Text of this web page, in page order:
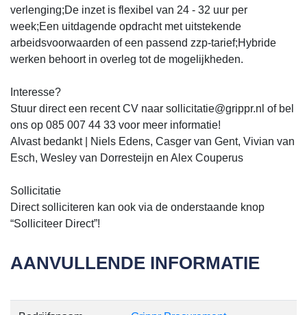
verlenging;De inzet is flexibel van 24 - 32 uur per
week;Een uitdagende opdracht met uitstekende
arbeidsvoorwaarden of een passend zzp-tarief;Hybride
werken behoort in overleg tot de mogelijkheden.
Interesse?
Stuur direct een recent CV naar sollicitatie@grippr.nl of bel
ons op 085 007 44 33 voor meer informatie!
Alvast bedankt | Niels Edens, Casger van Gent, Vivian van
Esch, Wesley van Dorresteijn en Alex Couperus
Sollicitatie
Direct solliciteren kan ook via de onderstaande knop
“Solliciteer Direct”!
AANVULLENDE INFORMATIE